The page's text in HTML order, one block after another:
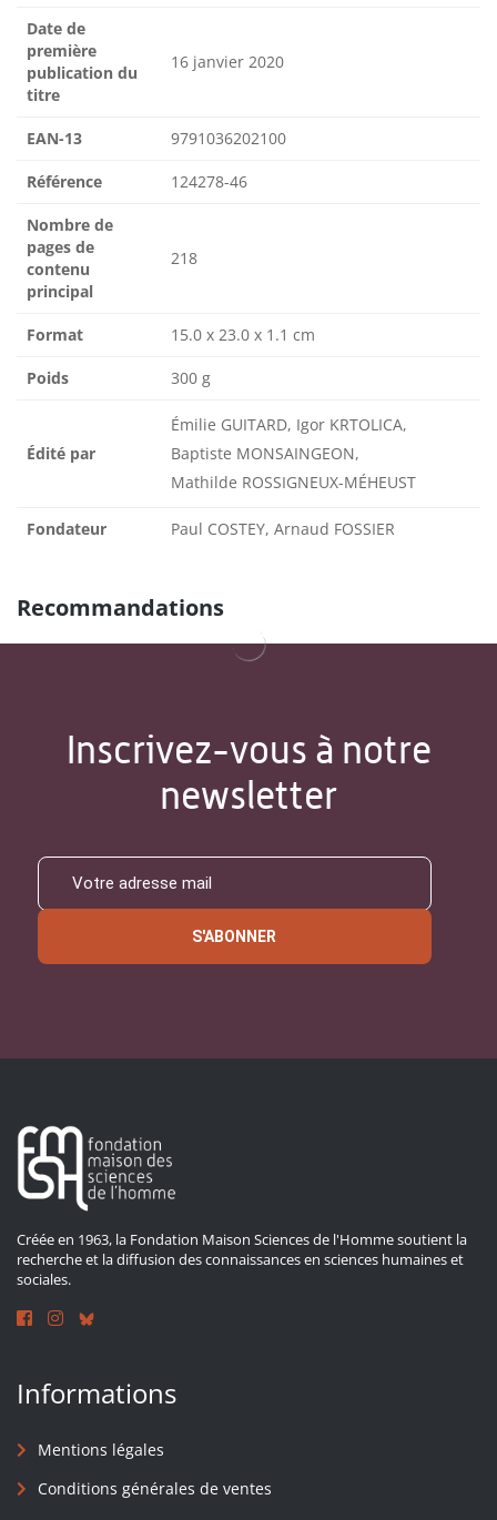
Date de
première
publication du
titre
16 janvier 2020
EAN-13 9791036202100
Référence 124278-46
Nombre de
pages de
contenu
principal
218
Format 15.0 x 23.0 x 1.1 cm
Poids 300 g
Édité par
Émilie GUITARD, Igor KRTOLICA,
Baptiste MONSAINGEON,
Mathilde ROSSIGNEUX-MÉHEUST
Fondateur Paul COSTEY, Arnaud FOSSIER
Recommandations
Inscrivez-vous à notre
newsletter
S'ABONNER
Créée en 1963, la Fondation Maison Sciences de l'Homme soutient la
recherche et la diffusion des connaissances en sciences humaines et
sociales.
Informations
Mentions légales
Conditions générales de ventes